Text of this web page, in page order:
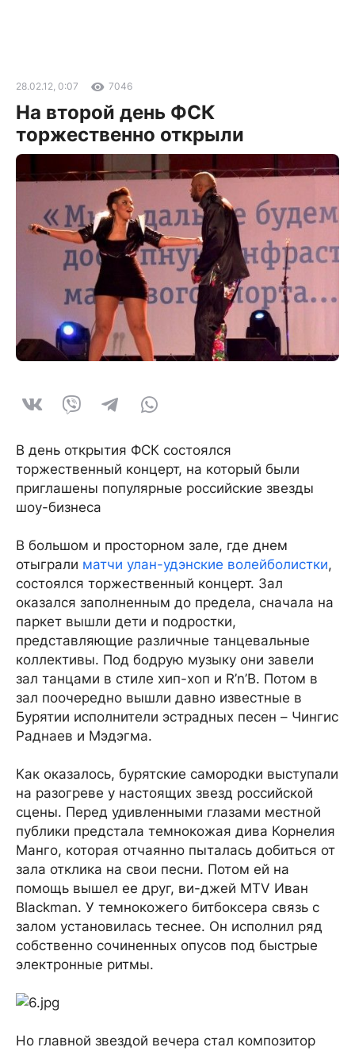
28.02.12, 0:07 7046
На второй день ФСК
торжественно открыли
В день открытия ФСК состоялся
торжественный концерт, на который были
приглашены популярные российские звезды
шоу-бизнеса
В большом и просторном зале, где днем
отыграли матчи улан-удэнские волейболистки,
состоялся торжественный концерт. Зал
оказался заполненным до предела, сначала на
паркет вышли дети и подростки,
представляющие различные танцевальные
коллективы. Под бодрую музыку они завели
зал танцами в стиле хип-хоп и R’n’B. Потом в
зал поочередно вышли давно известные в
Бурятии исполнители эстрадных песен – Чингис
Раднаев и Мэдэгма.
Как оказалось, бурятские самородки выступали
на разогреве у настоящих звезд российской
сцены. Перед удивленными глазами местной
публики предстала темнокожая дива Корнелия
Манго, которая отчаянно пыталась добиться от
зала отклика на свои песни. Потом ей на
помощь вышел ее друг, ви-джей MTV Иван
Blackman. У темнокожего битбоксера связь с
залом установилась теснее. Он исполнил ряд
собственно сочиненных опусов под быстрые
электронные ритмы.
Но главной звездой вечера стал композитор